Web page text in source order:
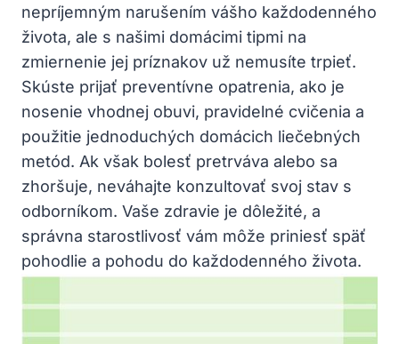
nepríjemným narušením vášho každodenného
života, ale s našimi domácimi tipmi na
zmiernenie jej príznakov už nemusíte trpieť.
Skúste prijať preventívne opatrenia, ako je
nosenie vhodnej obuvi, pravidelné cvičenia a
použitie jednoduchých domácich liečebných
metód. Ak však bolesť pretrváva alebo sa
zhoršuje, neváhajte konzultovať svoj stav s
odborníkom. Vaše zdravie je dôležité, a
správna starostlivosť vám môže priniesť späť
pohodlie a pohodu do každodenného života.